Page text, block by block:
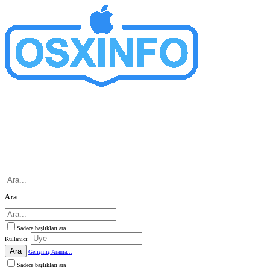
Ara
Sadece başlıkları ara
Kullanıcı:
Ara
Gelişmiş Arama...
Sadece başlıkları ara